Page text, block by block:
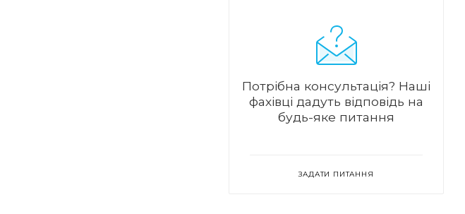
Потрібна консультація? Наші
фахівці дадуть відповідь на
будь-яке питання
ЗАДАТИ ПИТАННЯ